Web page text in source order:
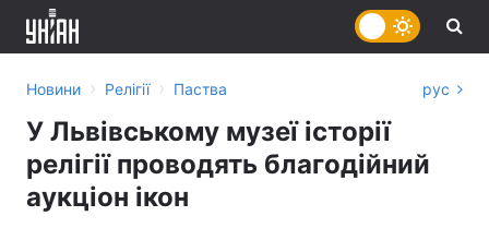
Новини › Релігії › Паства рус
У Львівському музеї історії
релігії проводять благодійний
аукціон ікон